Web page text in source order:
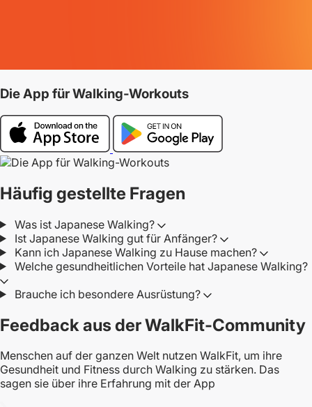
Die App für Walking-Workouts
Häufig gestellte Fragen
Was ist Japanese Walking?
Ist Japanese Walking gut für Anfänger?
Kann ich Japanese Walking zu Hause machen?
Welche gesundheitlichen Vorteile hat Japanese Walking?
Brauche ich besondere Ausrüstung?
Feedback aus der WalkFit-Community
Menschen auf der ganzen Welt nutzen WalkFit, um ihre
Gesundheit und Fitness durch Walking zu stärken. Das
sagen sie über ihre Erfahrung mit der App